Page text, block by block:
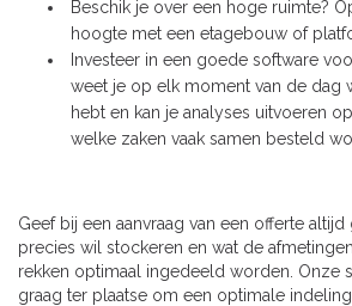
Beschik je over een hoge ruimte?
hoogte met een etagebouw of
Investeer in een goede software
weet je op elk moment van de dag
hebt en kan je analyses uitvoeren
welke zaken vaak samen besteld
Geef bij een aanvraag van een offerte
precies wil stockeren en wat de
rekken optimaal ingedeeld worden. Onze
graag ter plaatse om een optimale